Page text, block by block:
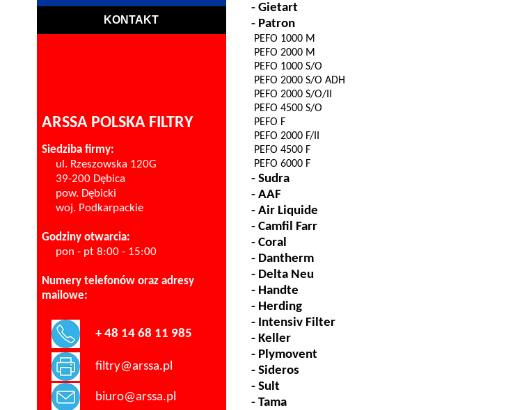
-Gietart
- Patron
PEFO 1000 M
PEFO 2000 M
PEFO 1000 S/O
PEFO 2000 S/O ADH
PEFO 2000 S/O/II
PEFO 4500 S/O
PEFO F
PEFO 2000 F/II
PEFO 4500 F
PEFO 6000 F
-Sudra
- AAF
- Air Liquide
-Camfil Farr
- Coral
- Dantherm
- Delta Neu
- Handte
- Herding
- Intensiv Filter
- Keller
- Plymovent
-Sideros
-Sult
- Tama
KONTAKT
ARSSA POLSKA FILTRY
Siedziba firmy:
ul. Rzeszowska 120G
39-200 Dębica
pow. Dębicki
woj. Podkarpackie
Godziny otwarcia:
pon - pt 8:00 - 15:00
Numery telefonów oraz adresy
mailowe:
+ 48 14 68 11 985
filtry@arssa.pl
biuro@arssa.pl